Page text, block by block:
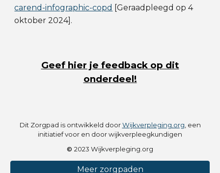
carend-infographic-copd [Geraadpleegd op 4
oktober 2024].
Geef hier je feedback op dit
onderdeel!
Dit Zorgpad is ontwikkeld doorWijkverpleging.org , een
initiatief voor en door wijkverpleegkundigen
© 2023 Wijkverpleging.org
Meer zorgpaden